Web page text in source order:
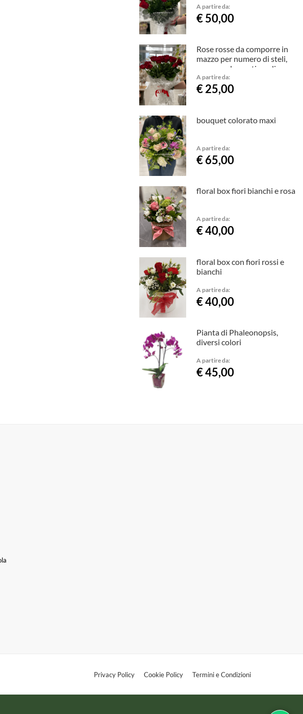
A partire da:
€ 50,00
Rose rosse da comporre in
mazzo per numero di steli,
con complementi verdi
A partire da:
€ 25,00
bouquet colorato maxi
A partire da:
€ 65,00
floral box fiori bianchi e rosa
A partire da:
€ 40,00
floral box con fiori rossi e
bianchi
A partire da:
€ 40,00
Pianta di Phaleonopsis,
diversi colori
A partire da:
€ 45,00
Privacy Policy Cookie Policy Termini e Condizioni